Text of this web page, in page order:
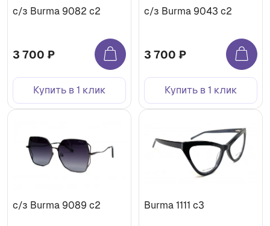
с/з Burma 9082 c2
3 700 ₽
Купить в 1 клик
с/з Burma 9043 c2
3 700 ₽
Купить в 1 клик
с/з Burma 9089 c2 Burma 1111 c3